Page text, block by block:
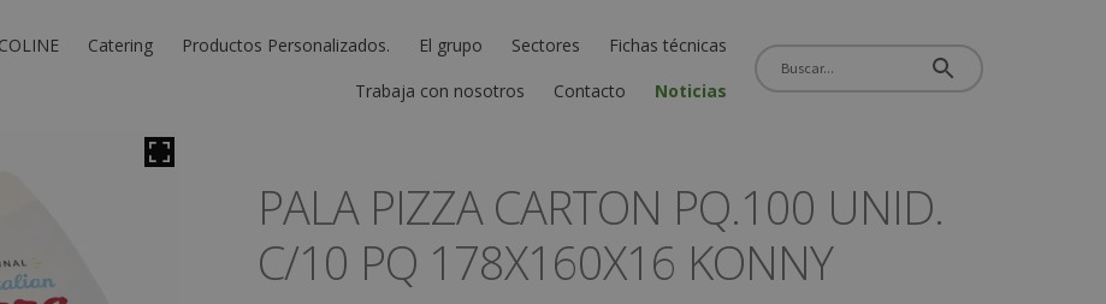
Catering Productos Personalizados. El grupo Sectores
Fichas técnicas
Trabaja con nosotros
Contacto Noticias
PALA PIZZA CARTON PQ.100 UNID.
C/10 PQ 178X160X16 KONNY